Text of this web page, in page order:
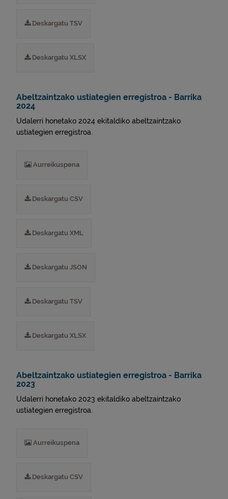
Deskargatu TSV
Deskargatu XLSX
Abeltzaintzako ustiategien erregistroa - Barrika
2024
Udalerri honetako 2024 ekitaldiko abeltzaintzako
ustiategien erregistroa.
Aurreikuspena
Deskargatu CSV
Deskargatu XML
Deskargatu JSON
Deskargatu TSV
Deskargatu XLSX
Abeltzaintzako ustiategien erregistroa - Barrika
2023
Udalerri honetako 2023 ekitaldiko abeltzaintzako
ustiategien erregistroa.
Aurreikuspena
Deskargatu CSV